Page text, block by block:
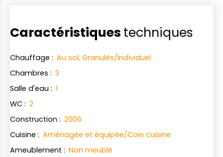
Caractéristiques techniques
Chauffage : Au sol, Granulés/Individuel
Chambres : 3
Salle d'eau : 1
WC : 2
Construction : 2006
Cuisine : Aménagée et équipée/Coin cuisine
Ameublement : Non meublé